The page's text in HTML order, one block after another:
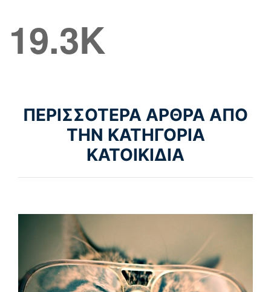
19.3K
ΠΕΡΙΣΣΟΤΕΡΑ ΑΡΘΡΑ ΑΠΟ
ΤΗΝ ΚΑΤΗΓΟΡΙΑ
ΚΑΤΟΙΚΙΔΙΑ